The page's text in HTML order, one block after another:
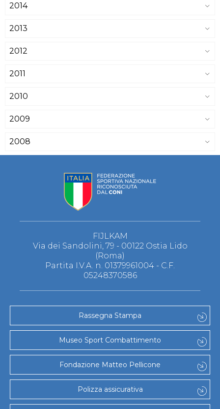
2014
2013
2012
2011
2010
2009
2008
FIJLKAM
Via dei Sandolini, 79 - 00122 Ostia Lido
(Roma)
Partita I.V.A. n. 01379961004 - C.F.
05248370586
Rassegna Stampa
Museo Sport Combattimento
Fondazione Matteo Pellicone
Polizza assicurativa